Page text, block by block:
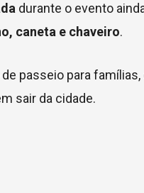
durante o evento
caneta e chaveiro.
passeio para
sair da cidade.